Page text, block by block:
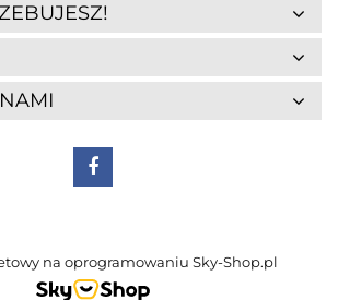
na oprogramowaniu Sky-Shop.pl